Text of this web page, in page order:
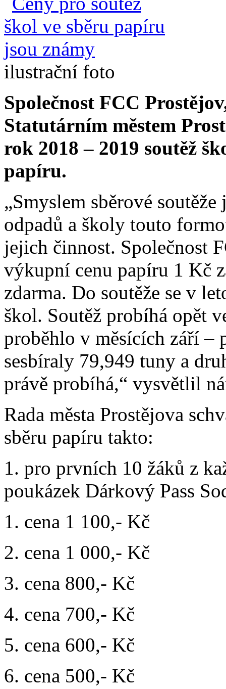
ilustrační foto
Společnost FCC
Statutárním městem
rok 2018 – 2019 soutěž
papíru.
„Smyslem sběrové
odpadů a školy touto
jejich činnost. Společnost
výkupní cenu papíru 1 Kč
zdarma. Do soutěže se v
škol. Soutěž probíhá opět
proběhlo v měsících září –
sesbíraly 79,949 tuny a
právě probíhá,“ vysvětlil
Rada města Prostějova
sběru papíru takto:
1. pro prvních 10 žáků z
poukázek Dárkový Pass
1. cena 1 100,- Kč
2. cena 1 000,- Kč
3. cena 800,- Kč
4. cena 700,- Kč
5. cena 600,- Kč
6. cena 500,- Kč